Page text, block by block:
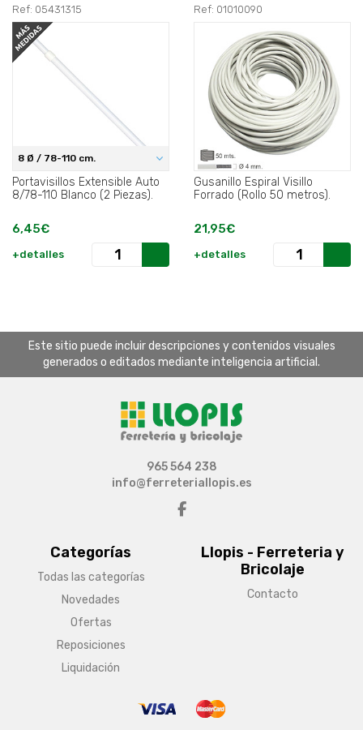
Ref: 05431315
8 Ø / 78-110 cm.
Portavisillos Extensible Auto
8/78-110 Blanco (2 Piezas).
6,45€
+detalles
Ref: 01010090
Gusanillo Espiral Visillo
Forrado (Rollo 50 metros).
21,95€
+detalles
Este sitio puede incluir descripciones y contenidos visuales
generados o editados mediante inteligencia artificial.
Categorías
Todas las categorías
Novedades
Ofertas
Reposiciones
Liquidación
Llopis - Ferreteria y
Bricolaje
Contacto
965 564 238
info@ferreteriallopis.es